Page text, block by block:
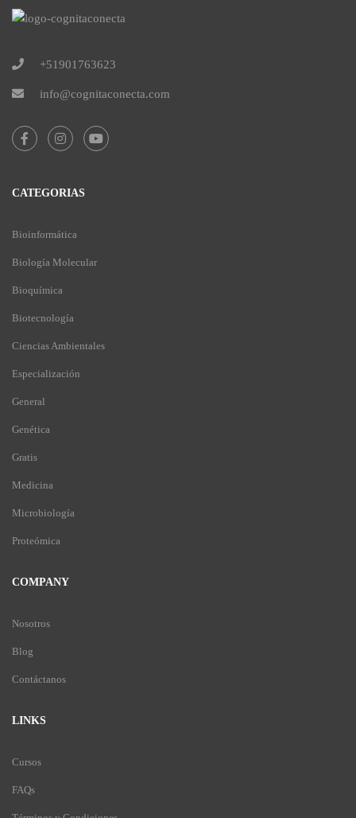
+51901763623
info@cognitaconecta.com
CATEGORIAS
Bioinformática
Biología Molecular
Bioquímica
Biotecnología
Ciencias Ambientales
Especialización
General
Genética
Gratis
Medicina
Microbiología
Proteómica
COMPANY
Nosotros
Blog
Contáctanos
LINKS
Cursos
FAQs